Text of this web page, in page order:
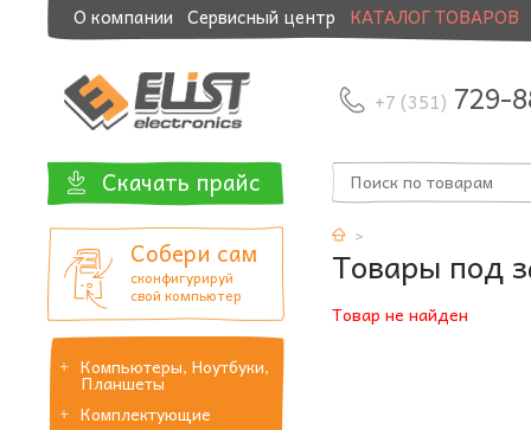
О компании Сервисный центр КАТАЛОГ ТОВАРОВ
+7 (351) 729-
Скачать прайс
Собери сам
сконфигурируй
свой компьютер
Компьютеры, Ноутбуки,
Планшеты
Комплектующие
Товары под
Товар не найден